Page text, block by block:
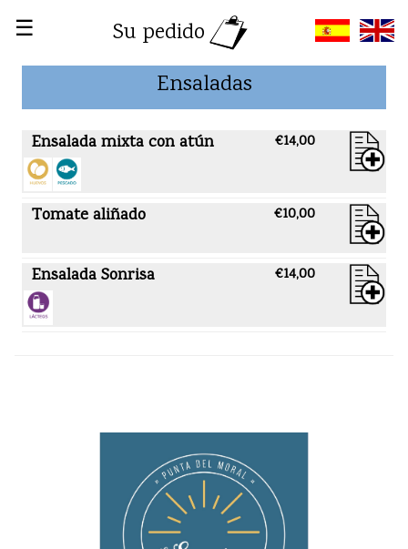
☰
Su pedido
Ensaladas
Ensalada mixta con atún €14,00
Tomate aliñado €10,00
Ensalada Sonrisa €14,00